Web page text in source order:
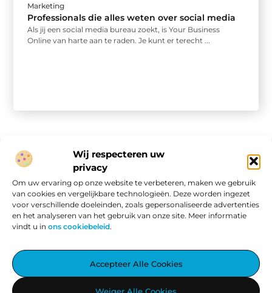
Wij respecteren uw
privacy
Om uw ervaring op onze website te verbeteren, maken we gebruik
van cookies en vergelijkbare technologieën. Deze worden ingezet
voor verschillende doeleinden, zoals gepersonaliseerde advertenties
en het analyseren van het gebruik van onze site. Meer informatie
vindt u in ons cookiebeleid.
Accepteer Alle Cookies
Weiger Alle Cookies
Marketing
Professionals die alles weten over social media
Als jij een social media bureau zoekt, is Your Business
Online van harte aan te raden. Je kunt er terecht ...
Aggiez.nl – Altijd Iets Interessants te Lezen.
Ontdek een wereld vol inspirerende blogs en artikelen, zorgvuldig
Onze informatie